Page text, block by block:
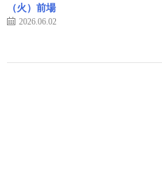
（火）前場
2026.06.02